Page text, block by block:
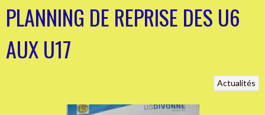
PLANNING DE REPRISE DES U6
AUX U17
Actualités